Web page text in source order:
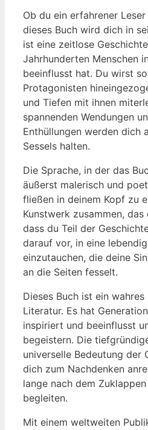
Ob du ein erfahrener‍
⁢dieses‍ Buch wird dich in
ist eine‌ zeitlose
Jahrhunderten Menschen
beeinflusst hat. Du wirst
Protagonisten
und Tiefen mit ihnen
spannenden Wendungen
‌Enthüllungen werden⁢ dich
Sessels halten.
Die Sprache, in der das‍
äußerst malerisch und‌
fließen in deinem⁣ Kopf zu
Kunstwerk zusammen,
⁤dass du ⁣Teil der
darauf vor, in eine⁤
einzutauchen, die deine
an die​ Seiten fesselt.
Dieses Buch ist ein
Literatur. Es hat
inspiriert und beeinflusst
begeistern. ⁢Die
universelle Bedeutung der
dich ​zum Nachdenken
lange nach dem
begleiten.
Mit einem weltweiten